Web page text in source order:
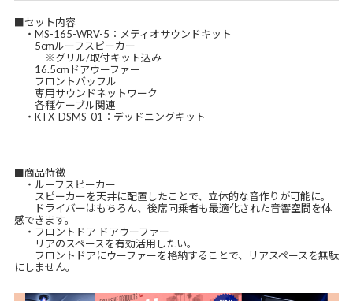
■セット内容
・MS-165-WRV-5：メティオサウンドキット
5cmルーフスピーカー
※グリル/取付キット込み
16.5cmドアウーファー
フロントバッフル
専用サウンドネットワーク
各種ケーブル関連
・KTX-DSMS-01：デッドニングキット
■商品特徴
・ルーフスピーカー
スピーカーを天井に配置したことで、立体的な音作りが可能に。
ドライバーはもちろん、後席同乗者も最適化された音響空間を体
感できます。
・フロントドア ドアウーファー
リアのスペースを有効活用したい。
フロントドアにウーファーを格納することで、リアスペースを無駄
にしません。